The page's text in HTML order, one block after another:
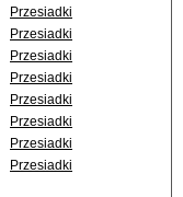
Przesiadki
Przesiadki
Przesiadki
Przesiadki
Przesiadki
Przesiadki
Przesiadki
Przesiadki